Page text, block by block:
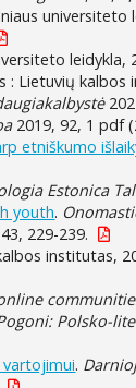
universiteto
leidykla,
: Lietuvių kalbos
2019, 92, 1 pdf
etniškumo
Estonica
youth.
229-239.
institutas,
Polsko-
.